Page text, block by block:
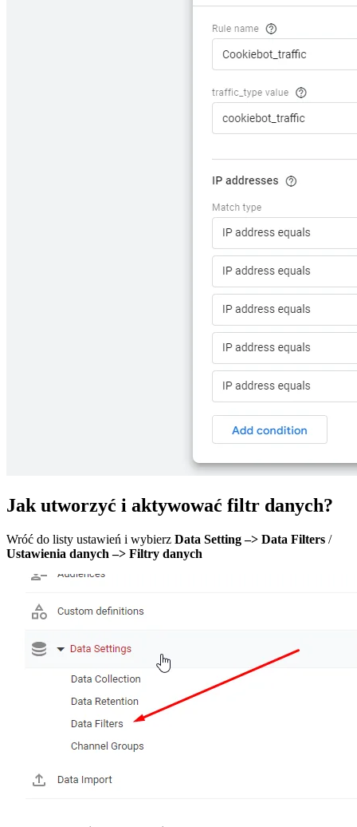
Jak utworzyć i aktywować filtr danych?
Wróć do listy ustawień i wybierz Data Setting –> Data Filters /
Ustawienia danych –> Filtry danych